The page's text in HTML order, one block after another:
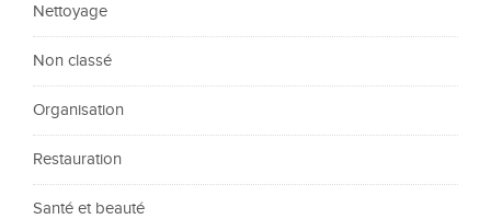
Nettoyage
Non classé
Organisation
Restauration
Santé et beauté